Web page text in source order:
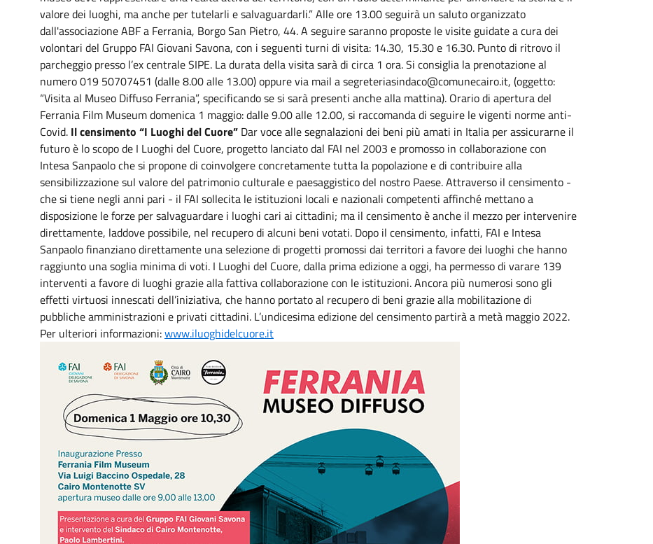
valore dei luoghi, ma anche per tutelarli e salvaguardarli.” Alle ore 13.00 seguirà un saluto organizzato
dall'associazione ABF a Ferrania, Borgo San Pietro, 44. A seguire saranno proposte le visite guidate a cura dei
volontari del Gruppo FAI Giovani Savona, con i seguenti turni di visita: 14.30, 15.30 e 16.30. Punto di ritrovo il
parcheggio presso l’ex centrale SIPE. La durata della visita sarà di circa 1 ora. Si consiglia la prenotazione al
numero 019 50707451 (dalle 8.00 alle 13.00) oppure via mail a segreteriasindaco@comunecairo.it, (oggetto:
“Visita al Museo Diffuso Ferrania”, specificando se si sarà presenti anche alla mattina). Orario di apertura del
Ferrania Film Museum domenica 1 maggio: dalle 9.00 alle 12.00, si raccomanda di seguire le vigenti norme anti-
Covid. Il censimento “I Luoghi del Cuore”Dar voce alle segnalazioni dei beni più amati in Italia per assicurarne il
futuro è lo scopo de I Luoghi del Cuore, progetto lanciato dal FAI nel 2003 e promosso in collaborazione con
Intesa Sanpaolo che si propone di coinvolgere concretamente tutta la popolazione e di contribuire alla
sensibilizzazione sul valore del patrimonio culturale e paesaggistico del nostro Paese. Attraverso il censimento -
che si tiene negli anni pari - il FAI sollecita le istituzioni locali e nazionali competenti affinché mettano a
disposizione le forze per salvaguardare i luoghi cari ai cittadini; ma il censimento è anche il mezzo per intervenire
direttamente, laddove possibile, nel recupero di alcuni beni votati. Dopo il censimento, infatti, FAI e Intesa
Sanpaolo finanziano direttamente una selezione di progetti promossi dai territori a favore dei luoghi che hanno
raggiunto una soglia minima di voti. I Luoghi del Cuore, dalla prima edizione a oggi, ha permesso di varare 139
interventi a favore di luoghi grazie alla fattiva collaborazione con le istituzioni. Ancora più numerosi sono gli
effetti virtuosi innescati dell’iniziativa, che hanno portato al recupero di beni grazie alla mobilitazione di
pubbliche amministrazioni e privati cittadini. L’undicesima edizione del censimento partirà a metà maggio 2022.
Per ulteriori informazioni:www.iluoghidelcuore.it